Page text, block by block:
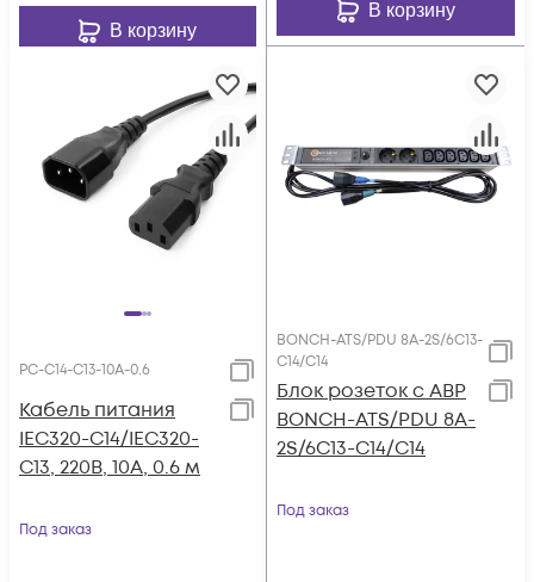
В корзину
В корзину
PC-C14-C13-10A-0.6
Кабель питания
IEC320-C14/IEC320-
C13, 220B, 10А, 0.6 м
Под заказ
BONCH-ATS/PDU 8A-2S/6C13-
C14/C14
Блок розеток с АВР
BONCH-ATS/PDU 8A-
2S/6C13-C14/C14
Под заказ